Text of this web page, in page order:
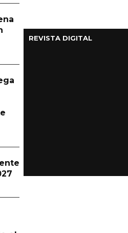
REVISTA DIGITAL